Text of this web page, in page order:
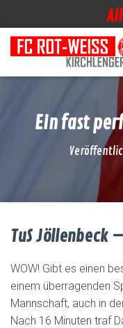
Ein fast
TuS Jöllenbeck
WOW! Gibt es einen
einem überragenden
Mannschaft, auch in
Nach 16 Minuten traf